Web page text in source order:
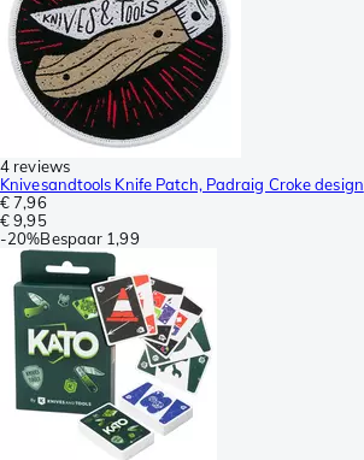
4 reviews
Knivesandtools Knife Patch, Padraig Croke design
€ 7,96
€ 9,95
-20%Bespaar 1,99